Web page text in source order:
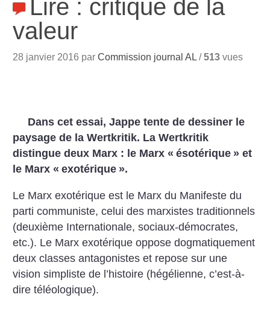
Lire : critique de la
valeur
28 janvier 2016 parCommission journal AL /513 vues
Dans cet essai, Jappe tente de dessiner le
paysage de la Wertkritik. La Wertkritik
distingue deux Marx : le Marx « ésotérique » et
le Marx « exotérique ».
Le Marx exotérique est le Marx du Manifeste du
parti communiste, celui des marxistes traditionnels
(deuxième Internationale, sociaux-démocrates,
etc.). Le Marx exotérique oppose dogmatiquement
deux classes antagonistes et repose sur une
vision simpliste de l’histoire (hégélienne, c’est-à-
dire téléologique).